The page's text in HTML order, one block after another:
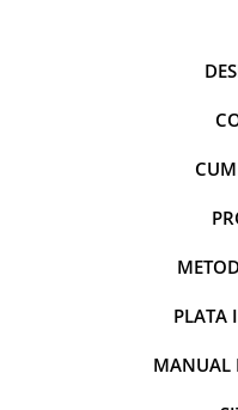
PLATA
MANUAL